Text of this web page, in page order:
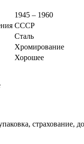
1945 – 1960
СССР
Сталь
Хромирование
Хорошее
страхование,